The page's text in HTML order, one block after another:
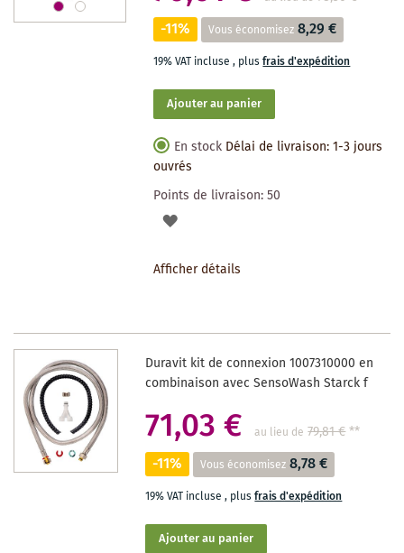
-11% Vous économisez 8,29 €
19% VAT incluse, plusfrais d'expédition
Ajouter au panier
En stock Délai de livraison: 1-3 jours
ouvrés
Points de livraison:50
AJOUTER
SOUHAITS
Afficher détails
Duravit kit de connexion 1007310000 en
combinaison avec SensoWash Starck f
71,03 € au lieu de 79,81 €**
-11% Vous économisez 8,78 €
19% VAT incluse, plusfrais d'expédition
Ajouter au panier